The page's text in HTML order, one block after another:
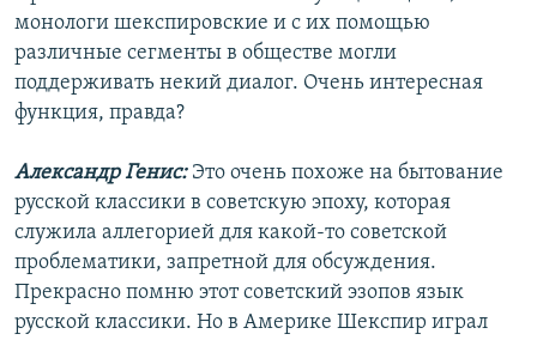
монологи шекспировские и с их помощью
различные сегменты в обществе могли
поддерживать некий диалог. Очень интересная
функция, правда?
Александр Генис: Это очень похоже на бытование
русской классики в советскую эпоху, которая
служила аллегорией для какой-то советской
проблематики, запретной для обсуждения.
Прекрасно помню этот советский эзопов язык
русской классики. Но в Америке Шекспир играл